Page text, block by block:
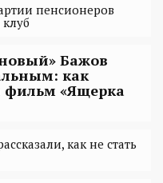
пенсионеров
Бажов
как
фильм «Ящерка
как не стать